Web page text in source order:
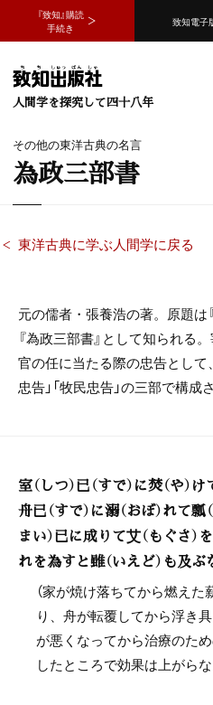
『致知』購読
手続き
致知電子
人間学を探究して四十八年
その他の東洋古典の名言
為政三部書
東洋古典に学ぶ人間学に戻る
元の儒者・張養浩の著。原題は
『為政三部書』として知られる
官の任に当たる際の忠告として
忠告」「牧民忠告」の三部で構成
室（しつ）已（すで）に焚（や）
舟已（すで）に溺（おぼ）れて瓢
まい）已に成りて艾（もぐさ
れを為すと雖（いえど）も及ぶ
（家が焼け落ちてから燃え
り、舟が転覆してから浮き
が悪くなってから治療のた
したところで効果は上がらな